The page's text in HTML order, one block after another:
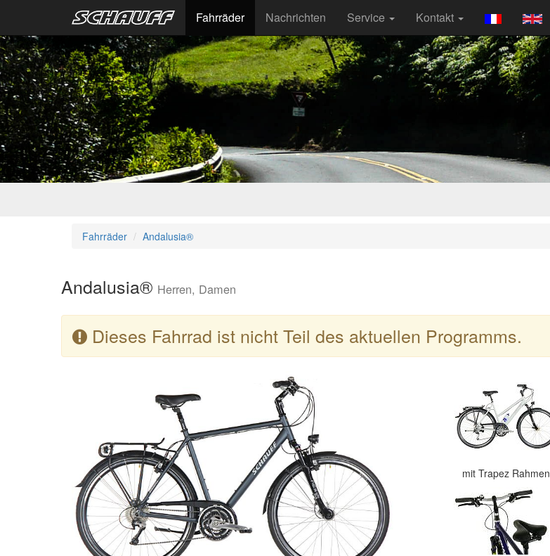
Fahrräder Nachrichten Service Kontakt
Fahrräder Andalusia®
Andalusia® Herren, Damen
Dieses Fahrrad ist nicht Teil des aktuellen Programms.
mit Trapez Rahmen